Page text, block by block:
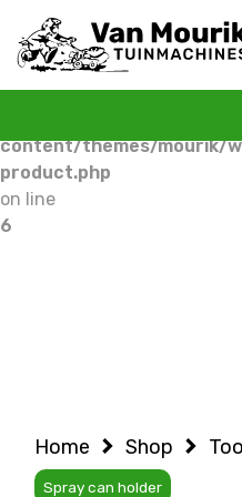
Warning
: Undefined variable
/home/allermedia/
content/themes/mourik/
product.php
on line
6
Home Shop
Spray can holder